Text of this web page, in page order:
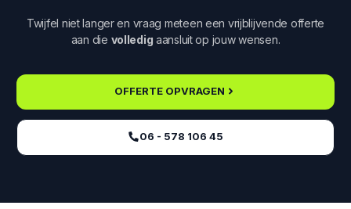
Twijfel niet langer en vraag meteen een vrijblijvende offerte
aan die volledig aansluit op jouw wensen.
OFFERTE OPVRAGEN
06 - 578 106 45‬